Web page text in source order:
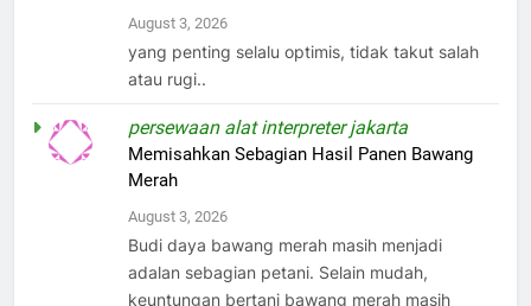
August 3, 2026
yang penting selalu optimis, tidak takut salah
atau rugi..
persewaan alat interpreter jakarta
Memisahkan Sebagian Hasil Panen Bawang
Merah
August 3, 2026
Budi daya bawang merah masih menjadi
adalan sebagian petani. Selain mudah,
keuntungan bertani bawang merah masih